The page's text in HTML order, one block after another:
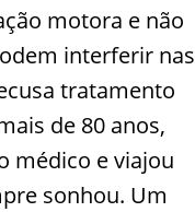
motora e não
interferir nas
tratamento
de 80 anos,
médico e viajou
sonhou. Um